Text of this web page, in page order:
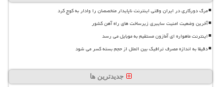
مرگ دورکاری در ایران وقتی اینترنت ناپایدار متخصصان را وادار به کوچ کرد
آخرین وضعیت امنیت سایبری زیرساخت های راه آهن کشور
اینترنت ماهواره ای آمازون مستقیم به موبایل می رسد
دقیقا به اندازه مصرف ترافیک بین الملل از حجم بسته کسر می شود
جدیدترین ها